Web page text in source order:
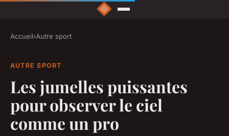
Accueil›Autre sport
AUTRE SPORT
Les jumelles puissantes
pour observer le ciel
comme un pro